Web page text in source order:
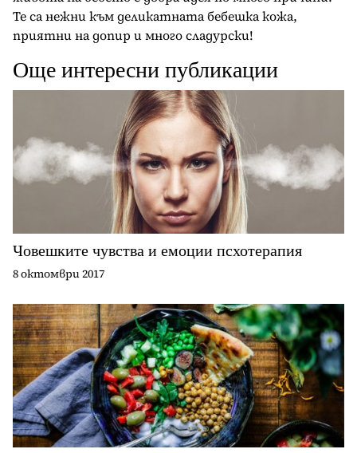
Те са нежни към деликатната бебешка кожа,
приятни на допир и много сладурски!
Още интересни публикации
Човешките чувства и емоции псхотерапия
8 октомври 2017